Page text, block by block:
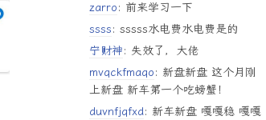
zarro: 前来学习一下
ssss: sssss水电费水电费是的
宁财神: 失效了，大佬
mvqckfmaqo: 新盘新盘 这个月刚
上新盘 新车第一个吃螃蟹！
duvnfjqfxd: 新车新盘 嘎嘎稳 嘎嘎